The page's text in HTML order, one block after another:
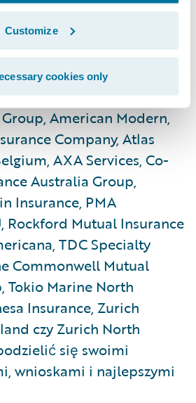
Customize
cookies only
Connectionsodbyło się
warsztatów, paneli
sesji edukacyjnych. W
a niektóre nawet
Guidewire. Dzięki nim
American Modern,
Company, Atlas
AXA Services, Co-
Australia Group,
Insurance, PMA
Rockford Mutual Insurance
TDC Specialty
Commonwell Mutual
Tokio Marine North
Insurance, Zurich
czy Zurich North
się swoimi
wnioskami i najlepszymi